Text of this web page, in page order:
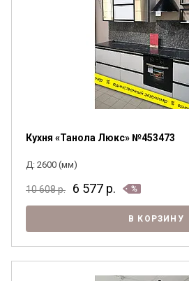
Кухня «Танола Люкс» №453473
Д: 2600 (мм)
10 608р. 6 577 р.
В КОРЗИНУ